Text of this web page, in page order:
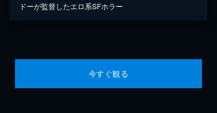
ドーが監督したエロ系SFホラー
今すぐ観る